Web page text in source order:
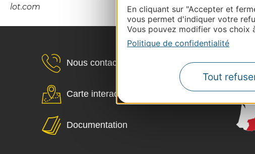
En cliquant sur "Accepter et
vous permet d'indiquer votre
Vous pouvez modifier vos
Politique de confidentialité
Tout
lot.com
Nous contacter
Carte interactive
Documentation